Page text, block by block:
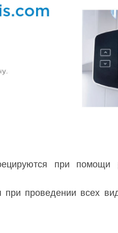
при помощи
при проведении всех